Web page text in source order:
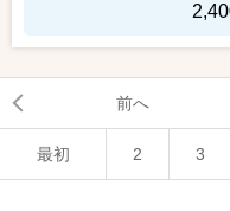
前へ
最初 2 3